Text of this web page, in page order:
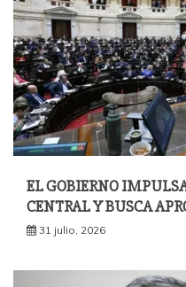
EL GOBIERNO
CENTRAL Y BUSCA
31 julio, 2026